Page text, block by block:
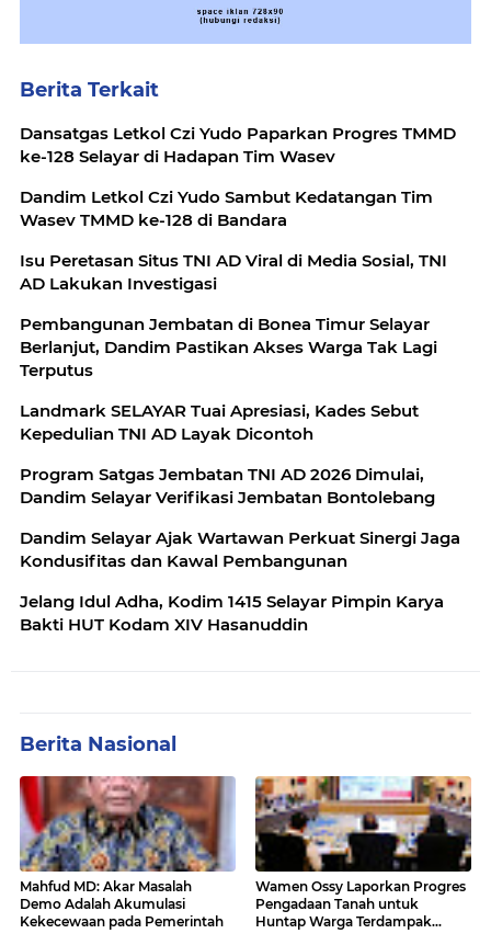
Berita Terkait
Dansatgas Letkol Czi Yudo Paparkan Progres TMMD
ke-128 Selayar di Hadapan Tim Wasev
Dandim Letkol Czi Yudo Sambut Kedatangan Tim
Wasev TMMD ke-128 di Bandara
Isu Peretasan Situs TNI AD Viral di Media Sosial, TNI
AD Lakukan Investigasi
Pembangunan Jembatan di Bonea Timur Selayar
Berlanjut, Dandim Pastikan Akses Warga Tak Lagi
Terputus
Landmark SELAYAR Tuai Apresiasi, Kades Sebut
Kepedulian TNI AD Layak Dicontoh
Program Satgas Jembatan TNI AD 2026 Dimulai,
Dandim Selayar Verifikasi Jembatan Bontolebang
Dandim Selayar Ajak Wartawan Perkuat Sinergi Jaga
Kondusifitas dan Kawal Pembangunan
Jelang Idul Adha, Kodim 1415 Selayar Pimpin Karya
Bakti HUT Kodam XIV Hasanuddin
Berita Nasional
Mahfud MD: Akar Masalah
Demo Adalah Akumulasi
Kekecewaan pada Pemerintah
Wamen Ossy Laporkan Progres
Pengadaan Tanah untuk
Huntap Warga Terdampak